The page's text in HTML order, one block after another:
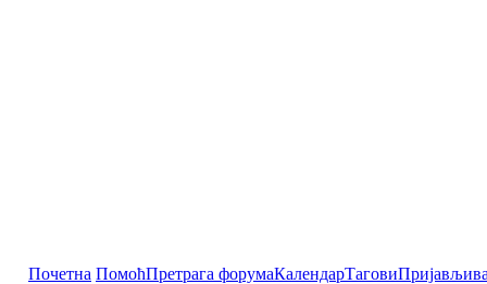
Почетна ПомоћПретрага форумаКалендарТагови